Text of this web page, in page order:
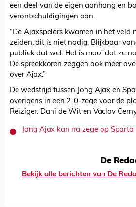
een deel van de eigen aanhang en
verontschuldigingen aan.
“De Ajaxspelers kwamen in het veld
zeiden: dit is niet nodig. Blijkbaar
publiek dat wel. Het is mooi dat ze
De spreekkoren zeggen ook meer
over Ajax.”
De wedstrijd tussen Jong Ajax en
overigens in een 2-0-zege voor de
Reiziger. Dani de Wit en Vaclav
Jong Ajax kan na zege op
De
Bekijk alle berichten van De